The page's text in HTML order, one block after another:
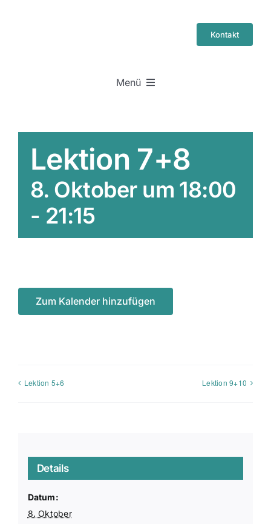
Menü
Führerschein
Klassen
Fahrschule
Kontakt
Lektion 7+8
8. Oktober um 18:00
- 21:15
Zum Kalender hinzufügen
Lektion 5+6 Lektion 9+10
Details
Datum:
8. Oktober